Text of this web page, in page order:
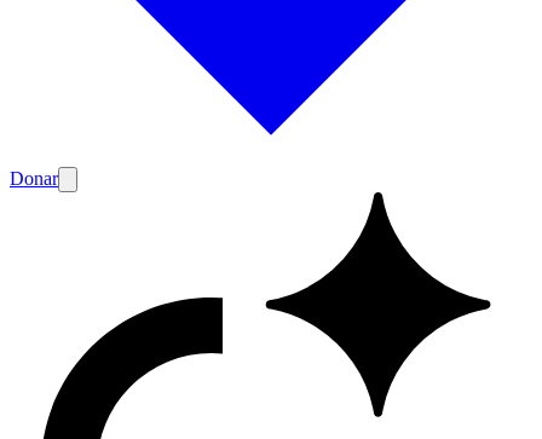
Donar